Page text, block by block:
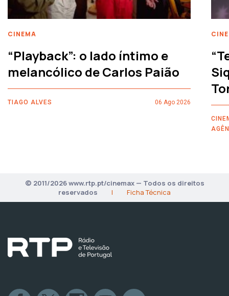
CINEMA
“Playback”: o lado íntimo e
melancólico de Carlos Paião
TIAGO ALVES 06 Ago 2026
© 2011/2026 www.rtp.pt/cinemax — Todos os direitos
reservados
| Ficha Técnica